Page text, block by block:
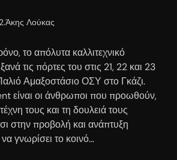
.Άκης Λούκας
το απόλυτα καλλιτεχνικό
τις πόρτες του στις 21, 22 και 23
Αμαξοστάσιο ΟΣΥ στο Γκάζι.
είναι οι άνθρωποι που προωθούν,
τους και τη δουλειά τους
στην προβολή και ανάπτυξη
γνωρίσει το κοινό…